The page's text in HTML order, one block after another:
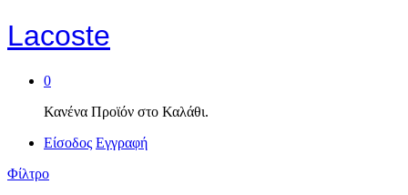
Lacoste
0
Κανένα Προϊόν στο Καλάθι.
Είσοδος Εγγραφή
Φίλτρο